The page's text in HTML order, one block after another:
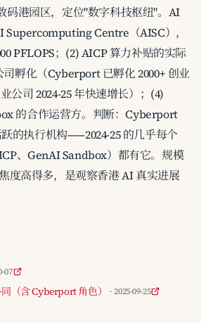
码港园区，定位"数字科技枢纽"。AI
Supercomputing Centre（AISC），
PFLOPS；(2) AICP 算力补贴的实际
孵化（Cyberport 已孵化 2000+ 创业
公司 2024-25 年快速增长）；(4)
的合作运营方。判断：Cyberport
的执行机构——2024-25 的几乎每个
、GenAI Sandbox）都有它。规模
度高得多，是观察香港 AI 真实进展
07
（含 Cyberport 角色） · 2025-09-25